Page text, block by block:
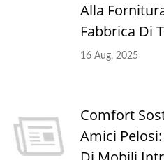
Alla
Fabbrica Di
16 Aug, 2025
Comfort
Amici